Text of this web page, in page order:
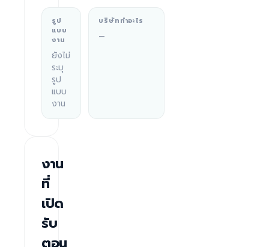
รูป
แบบ
งาน
ยังไม่
ระบุ
รูป
แบบ
งาน
บริษัททำอะไร
—
งาน
ที่
เปิด
รับ
ตอน